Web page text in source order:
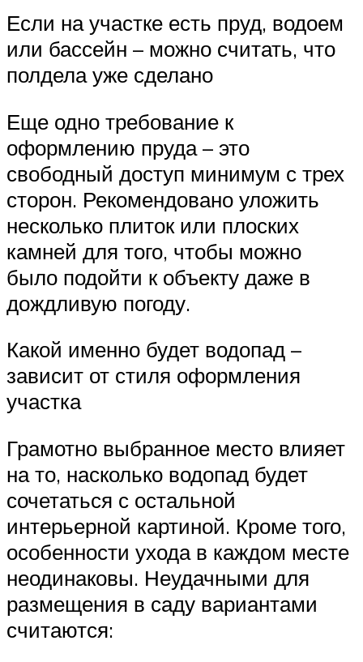
Если на участке есть пруд, водоем
или бассейн – можно считать, что
полдела уже сделано
Еще одно требование к
оформлению пруда – это
свободный доступ минимум с трех
сторон. Рекомендовано уложить
несколько плиток или плоских
камней для того, чтобы можно
было подойти к объекту даже в
дождливую погоду.
Какой именно будет водопад –
зависит от стиля оформления
участка
Грамотно выбранное место влияет
на то, насколько водопад будет
сочетаться с остальной
интерьерной картиной. Кроме того,
особенности ухода в каждом месте
неодинаковы. Неудачными для
размещения в саду вариантами
считаются: